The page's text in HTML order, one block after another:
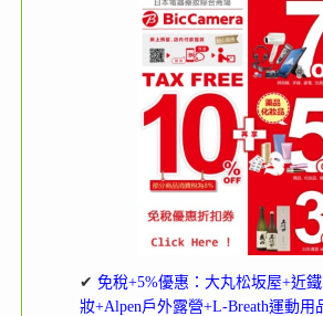
✔ 免稅+5%優惠：大丸松坂屋+近
妝+Alpen戶外露營+L-Breath運動用